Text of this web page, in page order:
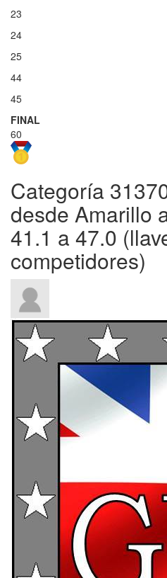
23
24
25
44
45
FINAL
60
Categoría
desde Amarillo
41.1 a 47.0
competidores)